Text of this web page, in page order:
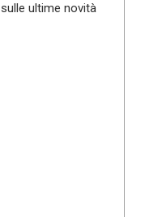
ultime novità